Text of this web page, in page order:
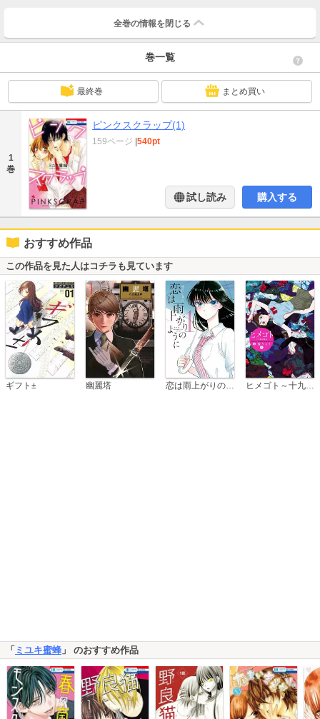
全巻の情報を 閉じる
巻一覧
最終巻 まとめ買い
1
巻
ピンクスクラップ(1)
159ページ 540pt
試し読み 購入する
おすすめ作品
この作品を見た人はコチラも見ています
ギフト± 幽麗塔 恋は雨上がりのように ヒメゴト～十九歳の制服～
「 ミユキ蜜蜂 」 のおすすめ作品